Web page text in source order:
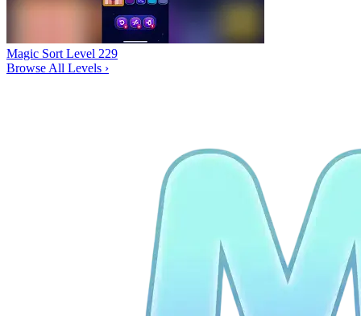
Magic Sort Level 229
Browse All Levels ›